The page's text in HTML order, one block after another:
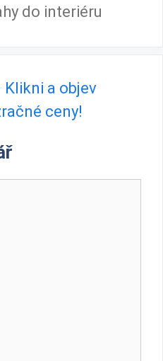
do interiéru
a objev
ceny!